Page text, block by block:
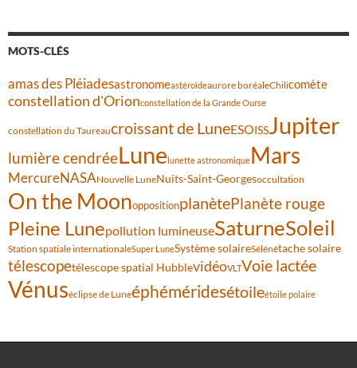
MOTS-CLÉS
amas des Pléiadesastronomeastéroïdeaurore boréaleChilicomète
constellation d'Orionconstellation de la Grande Ourse
constellation du Taureaucroissant de LuneESOISSJupiter
lumière cendréeLune lunette astronomiqueMars
MercureNASANouvelle LuneNuits-Saint-Georgesoccultation
On the MoonoppositionplanètePlanète rouge
Pleine Lunepollution lumineuseSaturneSoleil
Station spatiale internationaleSuper LuneSystème solaireSélénétache solaire
télescopetélescope spatial HubblevidéoVLTVoie lactée
Vénuséclipse de Luneéphéméridesétoileétoile polaire